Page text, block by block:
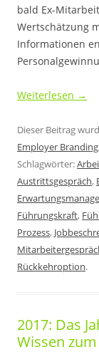
bald Ex-
Wertschätzung
Informationen
Weiterlesen →
Dieser Beitrag
Employer Branding
Schlagwörter:
Austrittsgespräch,
Führungskraft,
Prozess,
Rückkehroption.
2017: Das
Wissen